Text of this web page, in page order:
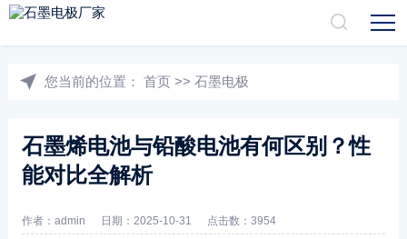
您当前的位置： 首页 >> 石墨电极
石墨烯电池与铅酸电池有何区别？性
能对比全解析
作者：admin 日期：2025-10-31 点击数：3954